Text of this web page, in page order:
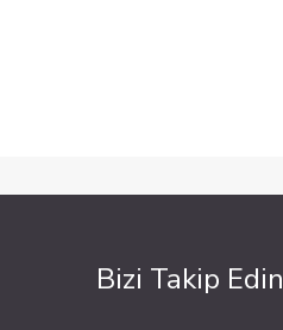
Bizi Takip Edin